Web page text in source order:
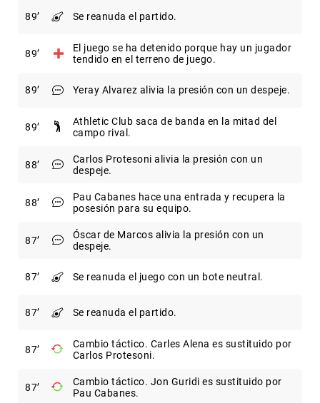
89 Se reanuda el partido.
89
El juego se ha detenido porque hay un jugador
tendido en el terreno de juego.
89 Yeray Alvarez alivia la presión con un despeje.
89
Athletic Club saca de banda en la mitad del
campo rival.
88
Carlos Protesoni alivia la presión con un
despeje.
88
Pau Cabanes hace una entrada y recupera la
posesión para su equipo.
87
Óscar de Marcos alivia la presión con un
despeje.
87 Se reanuda el juego con un bote neutral.
87 Se reanuda el partido.
87
Cambio táctico. Carles Alena es sustituido por
Carlos Protesoni.
87
Cambio táctico. Jon Guridi es sustituido por
Pau Cabanes.